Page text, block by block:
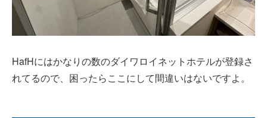
HafHにはかなりの数のダイワロイネットホテルが登録さ
れてるので、困ったらここにして間違いはないですよ。